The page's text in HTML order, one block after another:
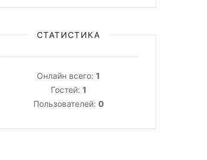
СТАТИСТИКА
Онлайн всего: 1
Гостей: 1
Пользователей: 0